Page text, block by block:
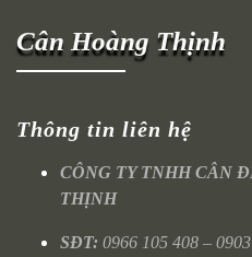
Cân Hoàng Thịnh
Thông tin liên hệ
CÔNG TY TNHH CÂN
THỊNH
SĐT: 0966 105 408 –